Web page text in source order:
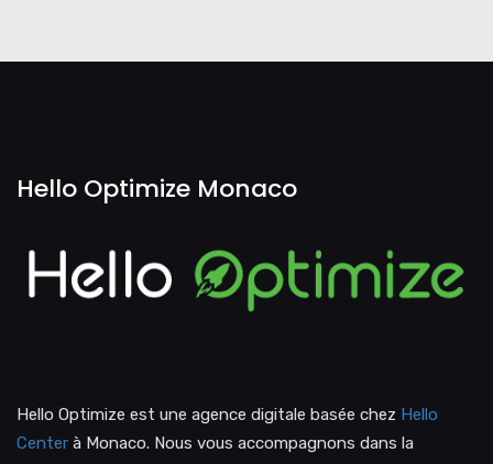
Hello Optimize Monaco
Hello Optimize est une agence digitale basée chez Hello
Center à Monaco. Nous vous accompagnons dans la